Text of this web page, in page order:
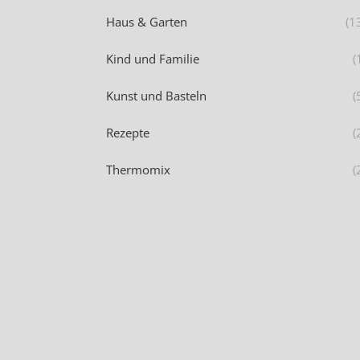
Haus & Garten
Kind und Familie
Kunst und Basteln
Rezepte
Thermomix